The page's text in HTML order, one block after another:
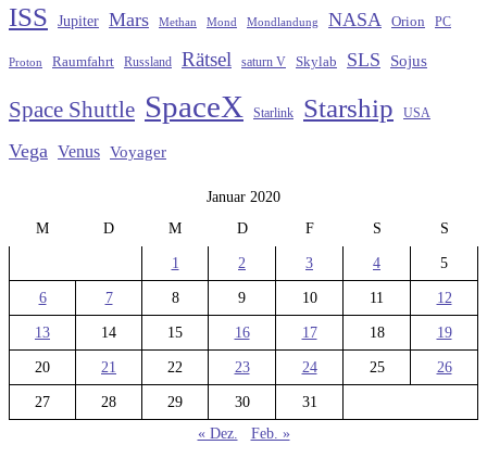
ISS Jupiter Mars Methan Mond Mondlandung NASA Orion PC
Proton Raumfahrt Russland Rätsel saturn V Skylab SLS Sojus
Space Shuttle SpaceX Starlink Starship USA
Vega Venus Voyager
Januar 2020
M
D M D F S S
1 2 3 4 5
6 7 8 9 10 11 12
13 14 15 16 17 18 19
20 21 22 23 24 25 26
27 28 29 30
31
« Dez.
Feb. »